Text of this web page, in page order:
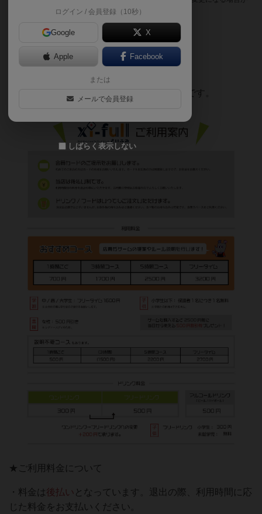
ございます。）
遊技料金のご案内
プレイスペースの利用料金は下記のとおりです。
★ご利用料金について
・料金は 後払い となっています。退出の際、利用時間に応
じた料金をお支払いください。
ログイン / 会員登録（10秒）
Google X
Apple Facebook
または
メールで会員登録
しばらく表示しない